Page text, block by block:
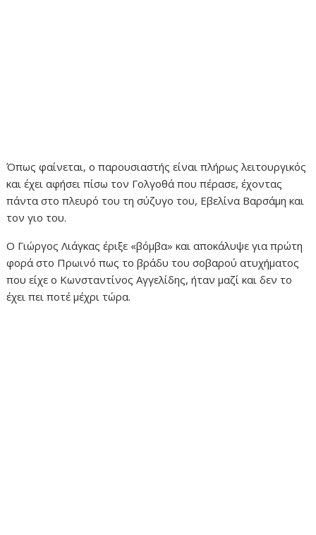
Όπως φαίνεται, ο παρουσιαστής είναι πλήρως λειτουργικός
και έχει αφήσει πίσω τον Γολγοθά που πέρασε, έχοντας
πάντα στο πλευρό του τη σύζυγο του, Εβελίνα Βαρσάμη και
τον γιο του.
Ο Γιώργος Λιάγκας έριξε «βόμβα» και αποκάλυψε για πρώτη
φορά στο Πρωινό πως το βράδυ του σοβαρού ατυχήματος
που είχε ο Κωνσταντίνος Αγγελίδης, ήταν μαζί και δεν το
έχει πει ποτέ μέχρι τώρα.